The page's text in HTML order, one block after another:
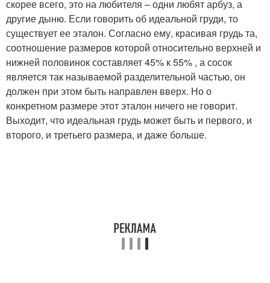
скорее всего, это на любителя – одни любят арбуз, а
другие дыню. Если говорить об идеальной груди, то
существует ее эталон. Согласно ему, красивая грудь та,
соотношение размеров которой относительно верхней и
нижней половинок составляет 45% к 55% , а сосок
является так называемой разделительной частью, он
должен при этом быть направлен вверх. Но о
конкретном размере этот эталон ничего не говорит.
Выходит, что идеальная грудь может быть и первого, и
второго, и третьего размера, и даже больше.